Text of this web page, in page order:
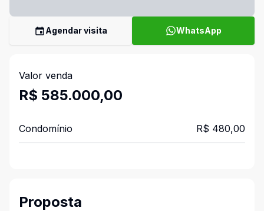
Agendar visita WhatsApp
Valor venda
R$ 585.000,00
Condomínio R$ 480,00
Proposta